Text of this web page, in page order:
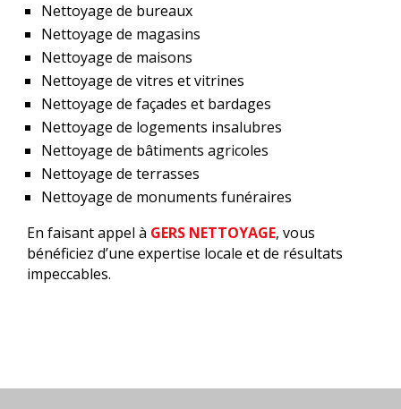
Nettoyage de bureaux
Nettoyage de magasins
Nettoyage de maisons
Nettoyage de vitres et vitrines
Nettoyage de façades et bardages
Nettoyage de logements insalubres
Nettoyage de bâtiments agricoles
Nettoyage de terrasses
Nettoyage de monuments funéraires
En faisant appel à GERS NETTOYAGE, vous
bénéficiez d’une expertise locale et de résultats
impeccables.